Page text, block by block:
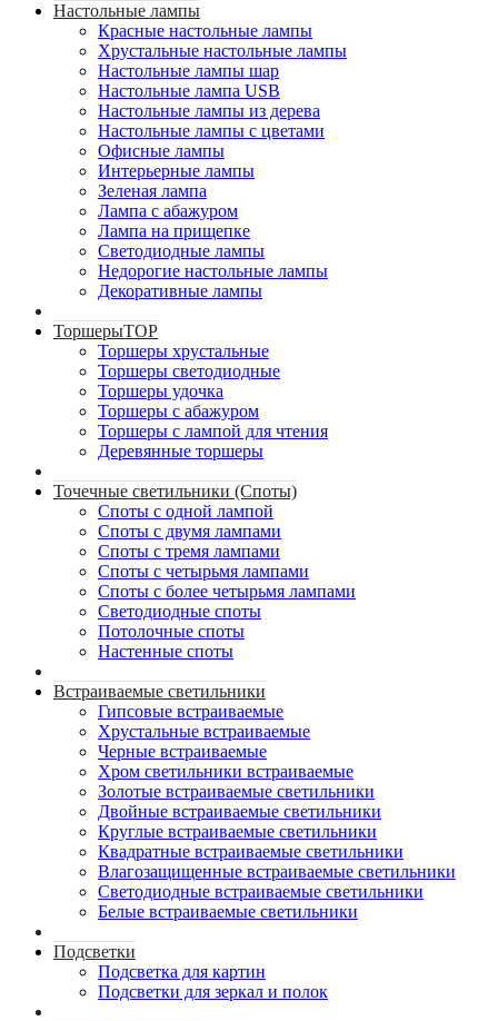
Настольные лампы
Красные настольные лампы
Хрустальные настольные лампы
Настольные лампы шар
Настольные лампа USB
Настольные лампы из дерева
Настольные лампы с цветами
Офисные лампы
Интерьерные лампы
Зеленая лампа
Лампа с абажуром
Лампа на прищепке
Светодиодные лампы
Недорогие настольные лампы
Декоративные лампы
ТоршерыTOP
Торшеры хрустальные
Торшеры светодиодные
Торшеры удочка
Торшеры с абажуром
Торшеры с лампой для чтения
Деревянные торшеры
Точечные светильники (Споты)
Споты с одной лампой
Споты с двумя лампами
Споты с тремя лампами
Споты с четырьмя лампами
Споты с более четырьмя лампами
Светодиодные споты
Потолочные споты
Настенные споты
Встраиваемые светильники
Гипсовые встраиваемые
Хрустальные встраиваемые
Черные встраиваемые
Хром светильники встраиваемые
Золотые встраиваемые светильники
Двойные встраиваемые светильники
Круглые встраиваемые светильники
Квадратные встраиваемые светильники
Влагозащищенные встраиваемые светильники
Светодиодные встраиваемые светильники
Белые встраиваемые светильники
Подсветки
Подсветка для картин
Подсветки для зеркал и полок